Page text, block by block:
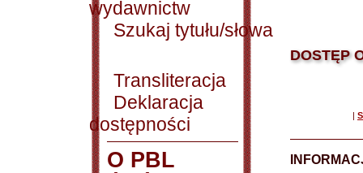
wydawnictw
Szukaj tytułu/słowa
Transliteracja
Deklaracja
dostępności
O PBL
DOSTĘP
|